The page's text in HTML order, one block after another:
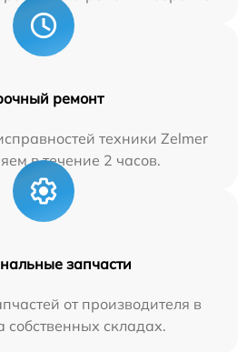
ремонт
техники Zelmer
в течение 2 часов.
запчасти
от производителя в
собственных складах.